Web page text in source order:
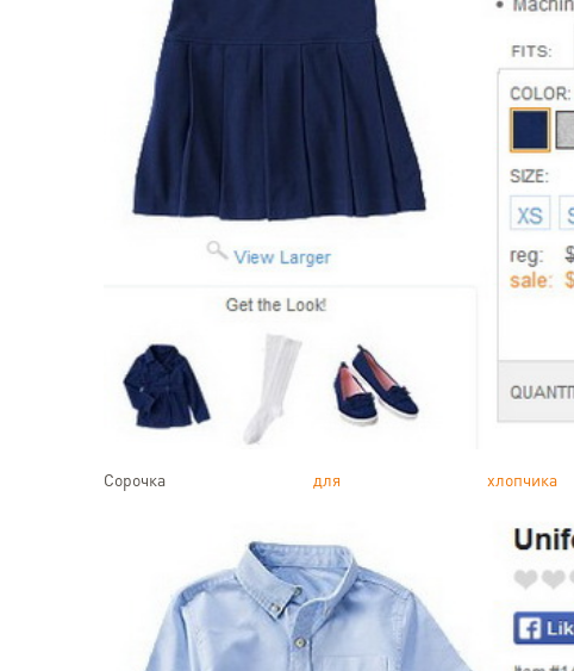
Сорочка для хлопчика